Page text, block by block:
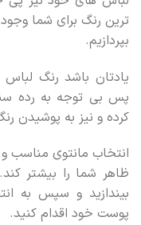
ترین رنگ برای شما
بپردازیم.
یادتان باشد رنگ
پس بی توجه به رده
کرده و نیز به پوشیدن
انتخاب مانتوی مناسب
ظاهر شما را بیشتر
بیندازید و سپس به
پوست خود اقدام کنید.